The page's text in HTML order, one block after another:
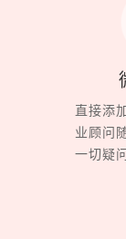
直接添
业顾问
一切疑